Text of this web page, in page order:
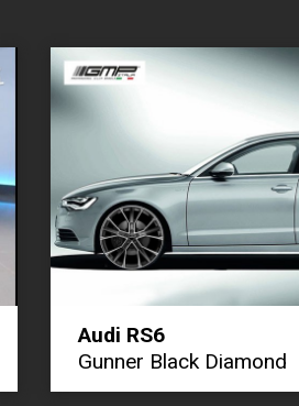
Audi RS6
Gunner Black Diamond